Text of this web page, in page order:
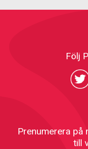
Följ
Prenumerera på
till